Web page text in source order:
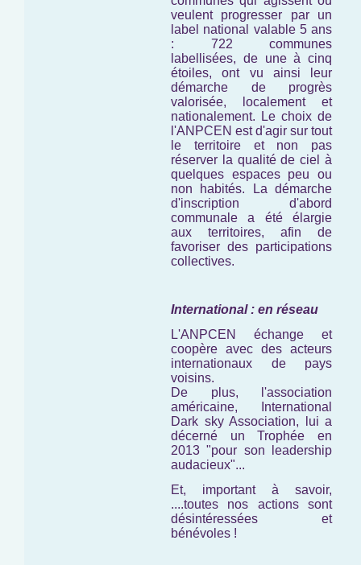
veulent progresser par un
label national valable 5 ans
: 722 communes
labellisées, de une à cinq
étoiles, ont vu ainsi leur
démarche de progrès
valorisée, localement et
nationalement. Le choix de
l'ANPCEN est d'agir sur tout
le territoire et non pas
réserver la qualité de ciel à
quelques espaces peu ou
non habités. La démarche
d'inscription d'abord
communale a été élargie
aux territoires, afin de
favoriser des participations
collectives.
International : en réseau
L'ANPCEN échange et
coopère avec des acteurs
internationaux de pays
voisins.
De plus, l'association
américaine,
International
Dark sky Association,
lui a
décerné un Trophée en
2013 "pour son leadership
audacieux"...
Et, important à savoir,
....toutes nos actions sont
désintéressées et
bénévoles !